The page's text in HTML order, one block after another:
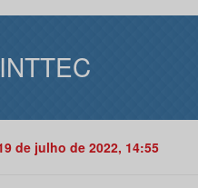
de julho de 2022, 14:55